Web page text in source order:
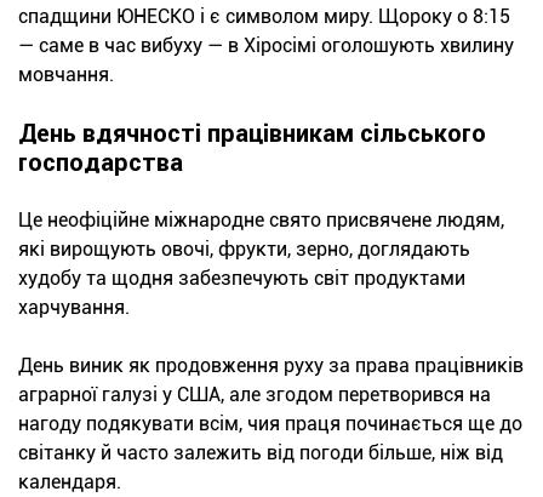
спадщини ЮНЕСКО і є символом миру. Щороку о 8:15
— саме в час вибуху — в Хіросімі оголошують хвилину
мовчання.
День вдячності працівникам сільського
господарства
Це неофіційне міжнародне свято присвячене людям,
які вирощують овочі, фрукти, зерно, доглядають
худобу та щодня забезпечують світ продуктами
харчування.
День виник як продовження руху за права працівників
аграрної галузі у США, але згодом перетворився на
нагоду подякувати всім, чия праця починається ще до
світанку й часто залежить від погоди більше, ніж від
календаря.